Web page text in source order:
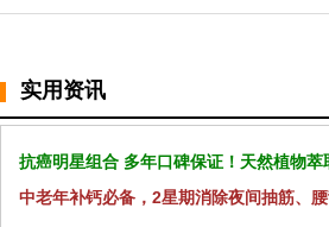
实用资讯
抗癌明星组合 多年口碑保证！天然植物
中老年补钙必备，2星期消除夜间抽筋、